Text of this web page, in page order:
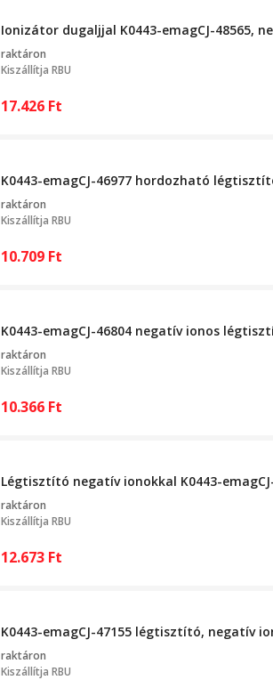
Ionizátor dugaljjal K0443-emagCJ-48565,
raktáron
Kiszállítja RBU
17.426 Ft
K0443-emagCJ-46977 hordozható
raktáron
Kiszállítja RBU
10.709 Ft
K0443-emagCJ-46804 negatív ionos
raktáron
Kiszállítja RBU
10.366 Ft
Légtisztító negatív ionokkal K0443-
raktáron
Kiszállítja RBU
12.673 Ft
K0443-emagCJ-47155 légtisztító, negatív
raktáron
Kiszállítja RBU